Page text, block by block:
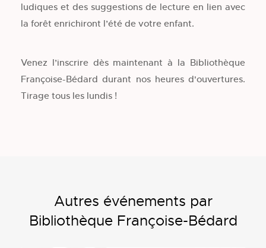
ludiques et des suggestions de lecture en lien avec
la forêt enrichiront l’été de votre enfant.
Venez l’inscrire dès maintenant à la Bibliothèque
Françoise-Bédard durant nos heures d'ouvertures.
Tirage tous les lundis !
Autres événements par
Bibliothèque Françoise-Bédard